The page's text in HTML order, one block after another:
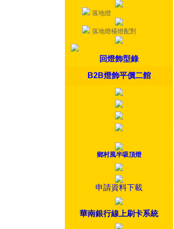
落地燈
落地燈檯燈配對
回燈飾型錄
B2B燈飾平價二館
鄉村風半吸頂燈
申請資料下載
華南銀行線上刷卡系統